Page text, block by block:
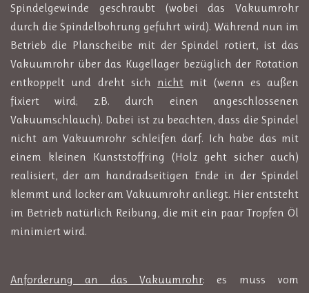
Spindelgewinde geschraubt (wobei das Vakuumrohr
durch die Spindelbohrung geführt wird). Während nun im
Betrieb die Planscheibe mit der Spindel rotiert, ist das
Vakuumrohr über das Kugellager bezüglich der Rotation
entkoppelt und dreht sich nicht mit (wenn es außen
fixiert wird; z.B. durch einen angeschlossenen
Vakuumschlauch). Dabei ist zu beachten, dass die Spindel
nicht am Vakuumrohr schleifen darf. Ich habe das mit
einem kleinen Kunststoffring (Holz geht sicher auch)
realisiert, der am handradseitigen Ende in der Spindel
klemmt und locker am Vakuumrohr anliegt. Hier entsteht
im Betrieb natürlich Reibung, die mit ein paar Tropfen Öl
minimiert wird.
Anforderung an das Vakuumrohr: es muss vom